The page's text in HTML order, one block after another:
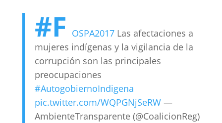
#F OSPA2017Las afectaciones a
mujeres indígenas y la vigilancia de la
corrupción son las principales
preocupaciones
#AutogobiernoIndigena
pic.twitter.com/WQPGNjSeRW—
AmbienteTransparente (@CoalicionReg)